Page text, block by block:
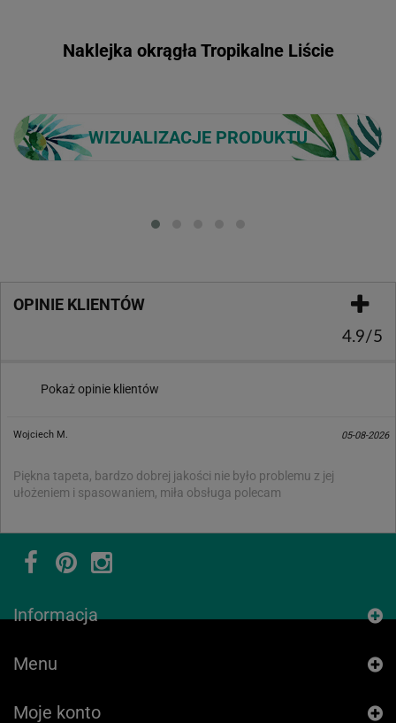
Naklejka okrągła Tropikalne Liście
WIZUALIZACJE PRODUKTU
OPINIE KLIENTÓW
4.9/5
Pokaż opinie klientów
Wojciech M. 05-08-2026
Piękna tapeta, bardzo dobrej jakości nie było problemu z jej
ułożeniem i spasowaniem, miła obsługa polecam
Informacja
Menu
Moje konto